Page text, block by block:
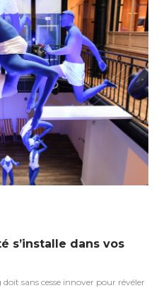
s’installe dans vos
sans cesse innover pour révéler